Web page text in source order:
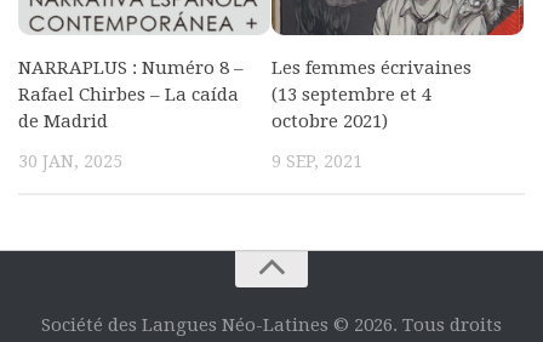
NARRAPLUS : Numéro 8 –
Rafael Chirbes – La caída
de Madrid
30 JAN, 2025
Les femmes écrivaines
(13 septembre et 4
octobre 2021)
9 SEP, 2021
Société des Langues Néo-Latines © 2026. Tous droits